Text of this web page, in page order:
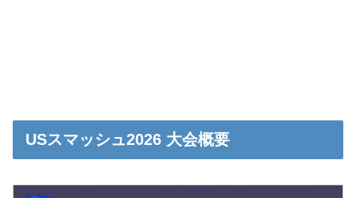
USスマッシュ2026 大会概要